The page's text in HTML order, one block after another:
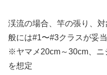
渓流の場合、竿の張り、
般には#1〜#3クラスが妥
※ヤマメ20cm～30cm、ニ
を想定